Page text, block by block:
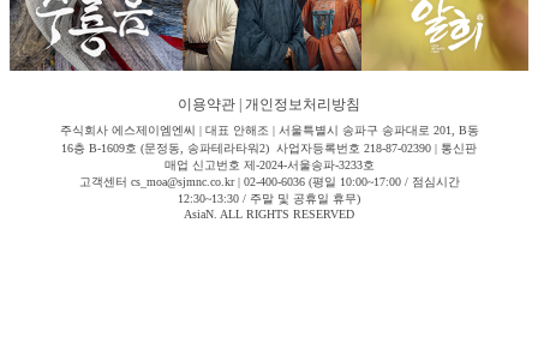
이용약관 개인정보처리방침
주식회사 에스제이엠엔씨 | 대표 안해조 | 서울특별시 송파구 송파대로 201, B동
16층 B-1609호 (문정동, 송파테라타워2) 사업자등록번호 218-87-02390 | 통신판
매업 신고번호 제-2024-서울송파-3233호
고객센터 cs_moa@sjmnc.co.kr | 02-400-6036 (평일 10:00~17:00 / 점심시간
12:30~13:30 / 주말 및 공휴일 휴무)
AsiaN. ALL RIGHTS RESERVED